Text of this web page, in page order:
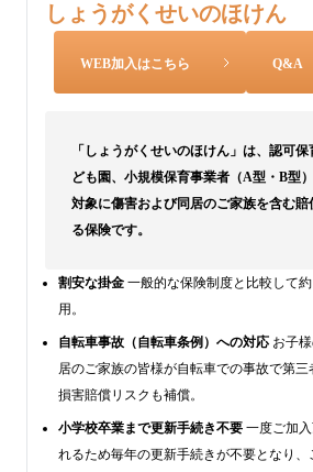
しょうがくせいのほけん
WEB加入はこちら Q&A
「しょうがくせいのほけん」は、認可
ども園、小規模保育事業者（A型・B型
対象に傷害および同居のご家族を含む賠
る保険です。
割安な掛金 一般的な保険制度と比較して
用。
自転車事故（自転車条例）への対応 お子
居のご家族の皆様が自転車での事故で第
損害賠償リスクも補償。
小学校卒業まで更新手続き不要 一度ご加
れるため毎年の更新手続きが不要となり